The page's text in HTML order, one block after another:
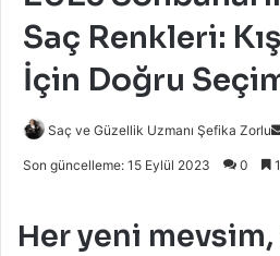
Saç Renkleri:
İçin Doğru
Saç ve Güzellik Uzmanı Şefika Zorlu
Son güncelleme: 15 Eylül 2023 0
Her yeni